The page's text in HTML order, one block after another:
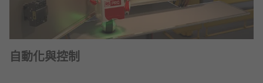
自動化與控制